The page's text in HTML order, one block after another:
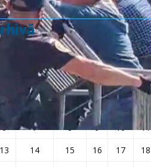
mai 2024
Ma Mi J S
2 4
6
7 8 9 10 11
13
14 15 16 17 18